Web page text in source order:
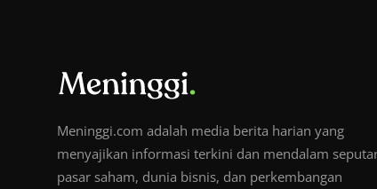
Meninggi.com adalah media berita harian yang
menyajikan informasi terkini dan mendalam
pasar saham, dunia bisnis, dan perkembangan